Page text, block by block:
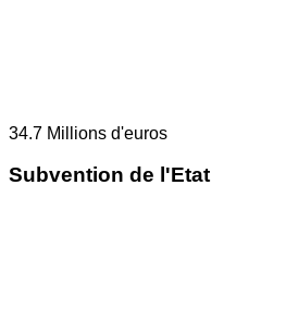
34.7 Millions d'euros
Subvention de l'Etat